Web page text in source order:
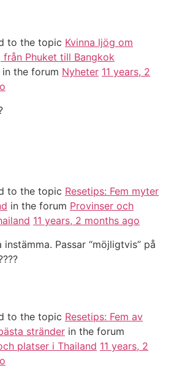
to the topic Kvinna ljög om
Phuket till Bangkok
in the forum Nyheter 11 years, 2
to the topic Resetips: Fem myter
in the forum Provinser och
11 years, 2 months ago
instämma. Passar “möjligtvis” på
to the topic Resetips: Fem av
stränder in the forum
platser i Thailand 11 years, 2